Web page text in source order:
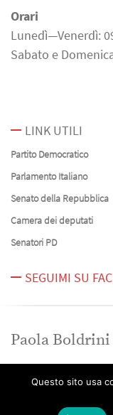
Orari
Lunedì—Venerdì:
Sabato e
LINK UTILI
Partito Democratico
Parlamento Italiano
Senato della Repubblica
Camera dei deputati
Senatori PD
SEGUIMI SU
Paola Boldrini
News
Contatti
Questo sito usa